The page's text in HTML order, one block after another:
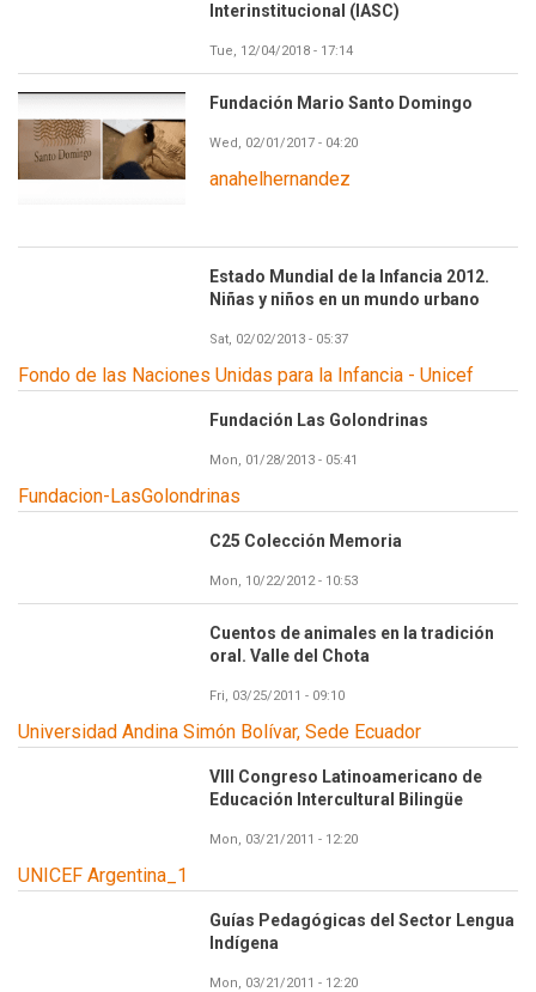
Interinstitucional (IASC)
Tue, 12/04/2018 - 17:14
Fundación Mario Santo Domingo
Wed, 02/01/2017 - 04:20
anahelhernandez
Estado Mundial de la Infancia 2012.
Niñas y niños en un mundo urbano
Sat, 02/02/2013 - 05:37
Fondo de las Naciones Unidas para la Infancia - Unicef
Fundación Las Golondrinas
Mon, 01/28/2013 - 05:41
Fundacion-LasGolondrinas
C25 Colección Memoria
Mon, 10/22/2012 - 10:53
Cuentos de animales en la tradición
oral. Valle del Chota
Fri, 03/25/2011 - 09:10
Universidad Andina Simón Bolívar, Sede Ecuador
VIII Congreso Latinoamericano de
Educación Intercultural Bilingüe
Mon, 03/21/2011 - 12:20
UNICEF Argentina_1
Guías Pedagógicas del Sector Lengua
Indígena
Mon, 03/21/2011 - 12:20